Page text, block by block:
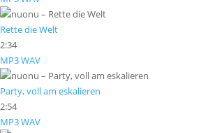
Rette die Welt
2:34
MP3WAV
Party, voll am eskalieren
2:54
MP3WAV